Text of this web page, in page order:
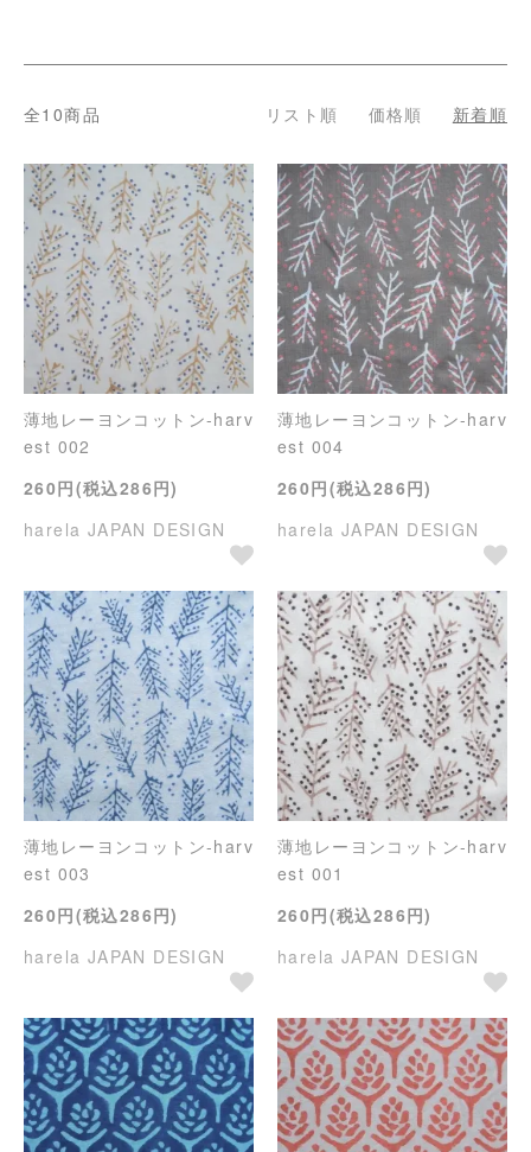
全10商品 リスト順 価格順 新着順
薄地レーヨンコットン-harv
est 002
260円(税込286円)
harela JAPAN DESIGN
薄地レーヨンコットン-harv
est 004
260円(税込286円)
harela JAPAN DESIGN
薄地レーヨンコットン-harv
est 003
260円(税込286円)
harela JAPAN DESIGN
薄地レーヨンコットン-harv
est 001
260円(税込286円)
harela JAPAN DESIGN